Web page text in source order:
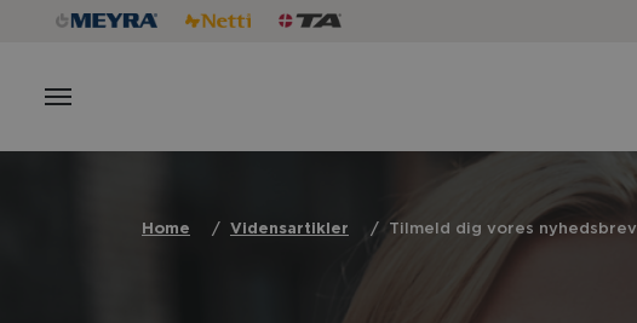
Home Vidensartikler Tilmeld dig vores nyhedsbrev